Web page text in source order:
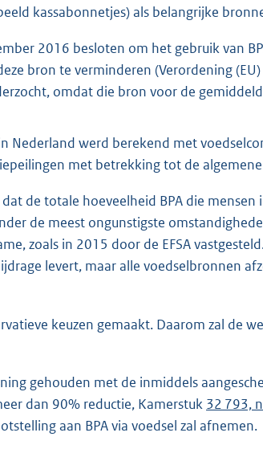
kassabonnetjes) als belangrijke
2016 besloten om het gebruik van
bron te verminderen (Verordening
omdat die bron voor de
Nederland werd berekend met
met betrekking tot de
de totale hoeveelheid BPA die mensen
de meest ongunstigste
zoals in 2015 door de EFSA
levert, maar alle voedselbronnen
keuzen gemaakt. Daarom zal de
gehouden met de inmiddels
dan 90% reductie, Kamerstuk 32 793,
aan BPA via voedsel zal afnemen.